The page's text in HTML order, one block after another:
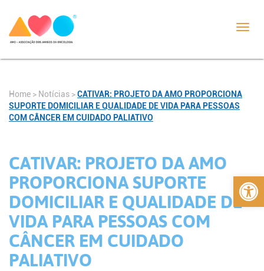
Abrir
Home > Notícias >CATIVAR: PROJETO DA AMO PROPORCIONA
SUPORTE DOMICILIAR E QUALIDADE DE VIDA PARA PESSOAS
COM CÂNCER EM CUIDADO PALIATIVO
CATIVAR: PROJETO DA AMO
PROPORCIONA SUPORTE
DOMICILIAR E QUALIDADE DE
VIDA PARA PESSOAS COM
CÂNCER EM CUIDADO
PALIATIVO